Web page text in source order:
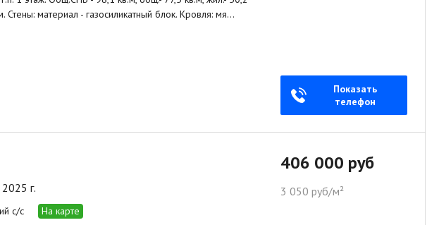
Стены: материал - газосиликатный блок. Кровля: мя…
Показать
телефон
г.
с/с
На карте
406 000 руб
3 050 руб/м²